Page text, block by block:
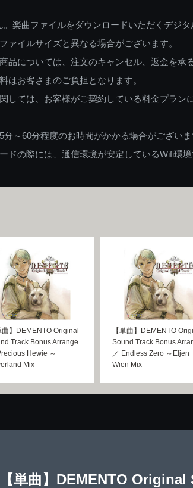
楽曲ファイルをダウンロードいただくデジ
ァイルサイズと異なる場合がございます。
品については、注文のキャンセル、返金を承
はお客さまのご負担となります。
しては、お客様がご契約している料金プラ
～60分程度のお時間がかかる場合がございま
の際には、通信環境が安定しているWifi環境
曲】DEMENTO Original
Track Bonus Arrange
Hewie ～
Mix
【単曲】DEMENTO
Sound Track Bonus
／ Endless Zero ～Eljen
Wien Mix
【単曲】DEMENTO